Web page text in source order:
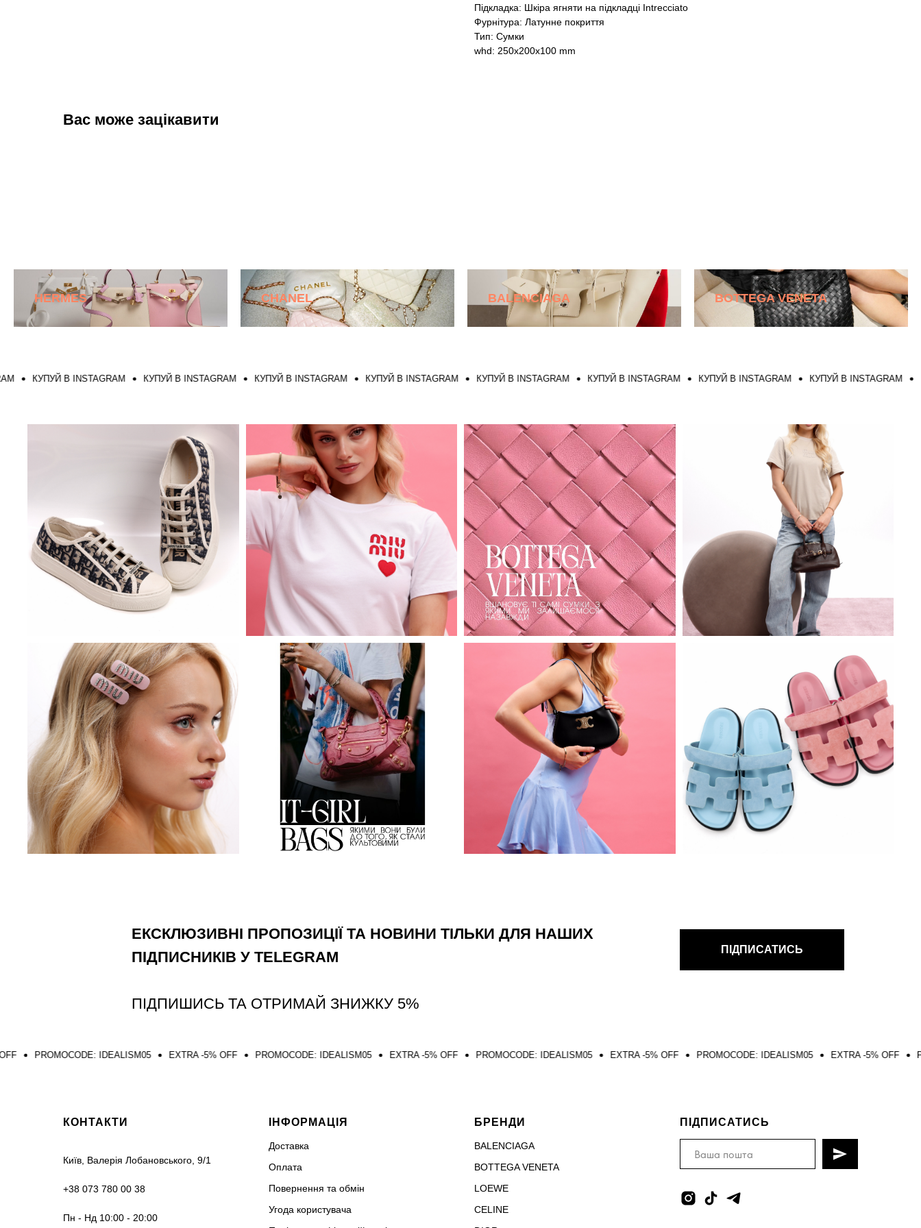
Підкладка: Шкіра ягняти на підкладці Intrecciato
Фурнітура: Латунне покриття
Тип: Сумки
whd: 250x200x100 mm
Вас може зацікавити
HERMES CHANEL BALENCIAGA BOTTEGA VENETA
КУПУЙ В INSTAGRAM КУПУЙ В INSTAGRAM КУПУЙ В INSTAGRAM КУПУЙ В INSTAGRAM КУПУЙ В INSTAGRAM КУПУЙ В INSTAGRAM КУПУЙ В INSTAGRAM КУПУЙ В INSTAGRAM
ЕКСКЛЮЗИВНІ ПРОПОЗИЦІЇ ТА НОВИНИ ТІЛЬКИ ДЛЯ НАШИХ
ПІДПИСНИКІВ У TELEGRAM
ПІДПИШИСЬ ТА ОТРИМАЙ ЗНИЖКУ 5%
ПІДПИСАТИСЬ
IDEALISM05 EXTRA -5% OFF PROMOCODE: IDEALISM05 EXTRA -5% OFF PROMOCODE: IDEALISM05 EXTRA -5% OFF PROMOCODE: IDEALISM05 EXTRA -5% OFF
КОНТАКТИ
Київ, Валерія Лобановського, 9/1
+38 073 780 00 38
Пн - Нд 10:00 - 20:00
ІНФОРМАЦІЯ
Доставка
Оплата
Повернення та обмін
Угода користувача
БРЕНДИ
BALENCIAGA
BOTTEGA VENETA
LOEWE
CELINE
ПІДПИСАТИСЬ